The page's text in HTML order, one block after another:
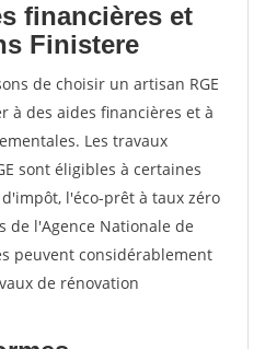
financières et
Finistere
de choisir un artisan RGE
à des aides financières et à
Les travaux
sont éligibles à certaines
l'éco-prêt à taux zéro
de l'Agence Nationale de
peuvent considérablement
de rénovation